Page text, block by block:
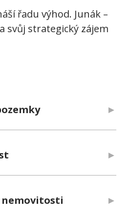
řadu výhod. Junák –
svůj strategický zájem